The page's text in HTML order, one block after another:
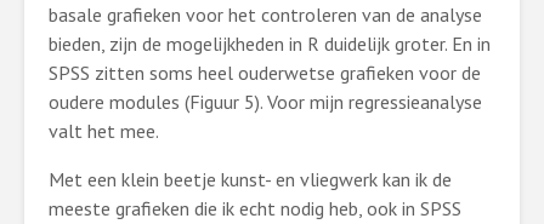
basale grafieken voor het controleren van de analyse
bieden, zijn de mogelijkheden in R duidelijk groter. En in
SPSS zitten soms heel ouderwetse grafieken voor de
oudere modules (Figuur 5). Voor mijn regressieanalyse
valt het mee.
Met een klein beetje kunst- en vliegwerk kan ik de
meeste grafieken die ik echt nodig heb, ook in SPSS